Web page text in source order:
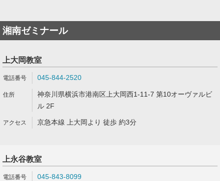
湘南ゼミナール
上大岡教室
045-844-2520
神奈川県横浜市港南区上大岡西1-11-7 第10オーヴァルビ
ル 2F
京急本線 上大岡より 徒歩 約3分
上永谷教室
045-843-8099